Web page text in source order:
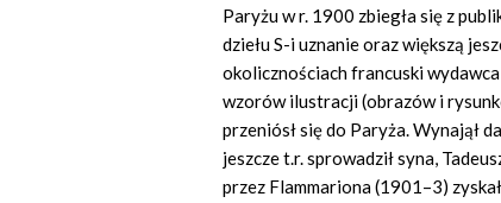
Paryżu w r. 1900 zbiegła się z
dziełu S-i uznanie oraz większą
okolicznościach francuski
wzorów ilustracji (obrazów i
przeniósł się do Paryża. Wynajął
jeszcze t.r. sprowadził syna,
przez Flammariona (1901–3)